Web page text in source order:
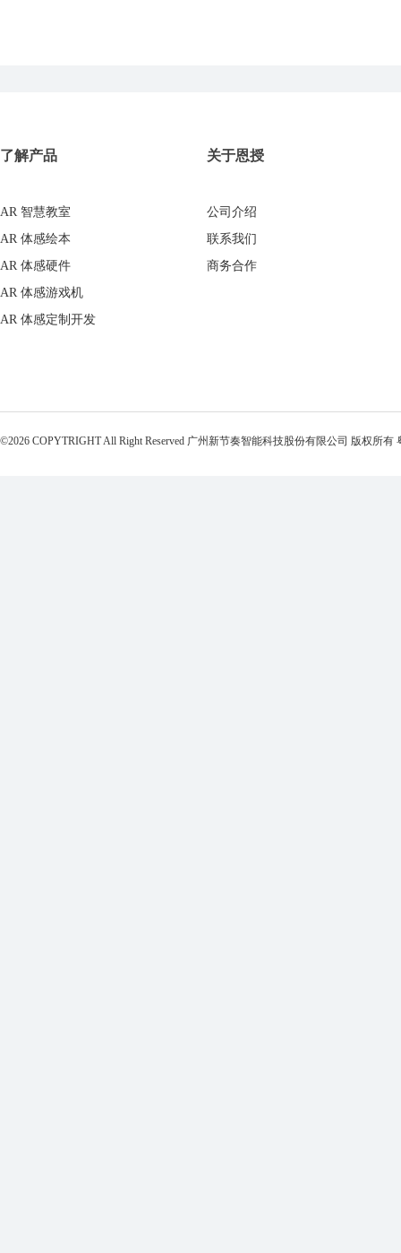
了解产品
AR 智慧教室
AR 体感绘本
AR 体感硬件
AR 体感游戏机
AR 体感定制开发
关于恩授
公司介绍
联系我们
商务合作
©2026 COPYTRIGHT All Right Reserved 广州新节奏智能科技股份有限公司 版权所有